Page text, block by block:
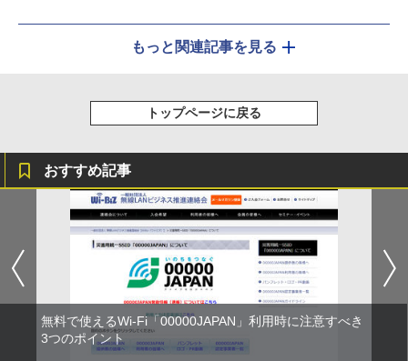
もっと関連記事を見る
トップページに戻る
おすすめ記事
無料で使えるWi-Fi「00000JAPAN」利用時に注意すべき
3つのポイント